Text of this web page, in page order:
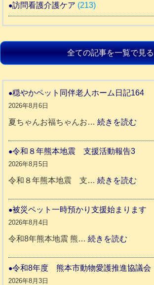
訪問看護介護ケア (213)
全ての記事を一覧で見る
穏やかペット同伴老人ホーム日記164
2026年8月6日
夏ちゃんお福ちゃんお…続きを読む
ト
人
ホ
令和８年熊本地震 支援活動報告3
2026年8月5日
令和８年熊本地震 支…続きを読む
和
本
被災ペット一時預かり支援始まります
2026年8月4日
令和8年熊本地震 熊…続きを読む
災
令和8年度 熊本市動物愛護推進協議会
2026年8月3日